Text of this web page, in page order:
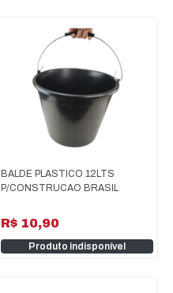
BALDE PLASTICO 12LTS
P/CONSTRUCAO BRASIL
R$ 10,90
Produto indisponível